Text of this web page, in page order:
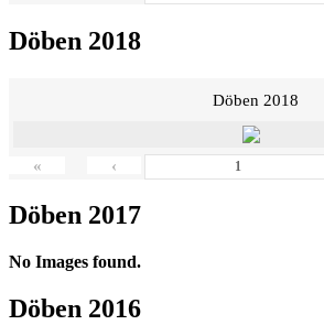
Döben 2018
Döben 2018
« ‹
Döben 2017
No Images found.
Döben 2016